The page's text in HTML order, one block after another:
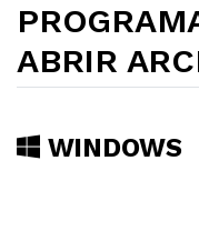
ABRIR
WINDOWS